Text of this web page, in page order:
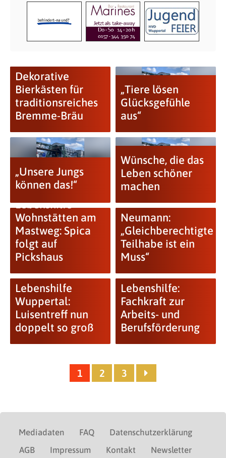
Dekorative
Bierkästen für
traditionsreiches
Bremme-Bräu
„Tiere lösen
Glücksgefühle
aus“
„Unsere Jungs
können das!“
Wünsche, die das
Leben schöner
machen
Lebenshilfe-
Wohnstätten am
Mastweg: Spica
folgt auf
Pickshaus
Neumann:
„Gleichberechtigte
Teilhabe ist ein
Muss“
Lebenshilfe
Wuppertal:
Luisentreff nun
doppelt so groß
Lebenshilfe:
Fachkraft zur
Arbeits- und
Berufsförderung
1 2 3
Mediadaten FAQ
Datenschutzerklärung
AGB
Impressum Kontakt Newsletter